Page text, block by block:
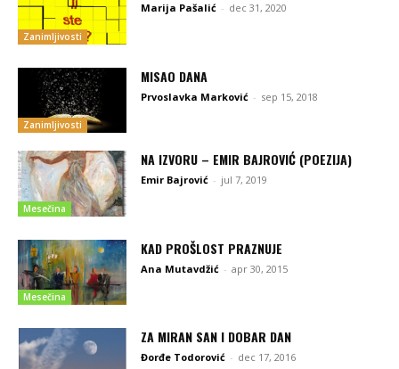
Zanimljivosti
Marija Pašalić - dec 31, 2020
Zanimljivosti
MISAO DANA
Prvoslavka Marković - sep 15, 2018
Mesečina
NA IZVORU – EMIR BAJROVIĆ (POEZIJA)
Emir Bajrović - jul 7, 2019
Mesečina
KAD PROŠLOST PRAZNUJE
Ana Mutavdžić - apr 30, 2015
ZA MIRAN SAN I DOBAR DAN
Đorđe Todorović - dec 17, 2016